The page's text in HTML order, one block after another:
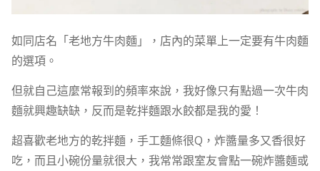
如同店名「老地方牛肉麵」，店內的菜單上一定要有牛肉麵
的選項。
但就自己這麼常報到的頻率來說，我好像只有點過一次牛肉
麵就興趣缺缺，反而是乾拌麵跟水餃都是我的愛！
超喜歡老地方的乾拌麵，手工麵條很Q，炸醬量多又香很好
吃，而且小碗份量就很大，我常常跟室友會點一碗炸醬麵或